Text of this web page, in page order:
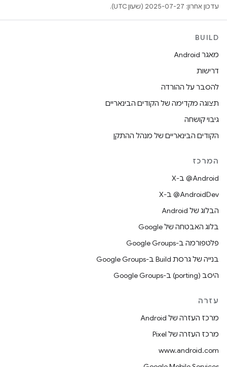
עדכון אחרון: 2025-07-27 (שעון UTC).
BUILD
מאגר Android
דרישות
להסבר על ההורדה
תצוגה מקדימה של הקודים הבינאריים
גיבוי קושחה
הקודים הבינאריים של מנהל ההתקן
המרכז
‫‎@Android ב-X
‫‎@AndroidDev ב-X
הבלוג של Android
בלוג האבטחה של Google
פלטפורמה ב-Google Groups
בנייה של גרסת Build ב-Google Groups
היסב (porting) ב-Google Groups
עזרה
מרכז העזרה של Android
מרכז העזרה של Pixel
www.android.com